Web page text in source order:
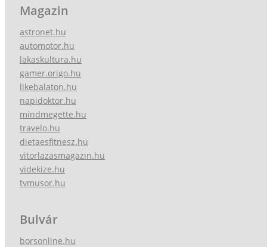
Magazin
astronet.hu
automotor.hu
lakaskultura.hu
gamer.origo.hu
likebalaton.hu
napidoktor.hu
mindmegette.hu
travelo.hu
dietaesfitnesz.hu
vitorlazasmagazin.hu
videkize.hu
tvmusor.hu
Bulvár
borsonline.hu